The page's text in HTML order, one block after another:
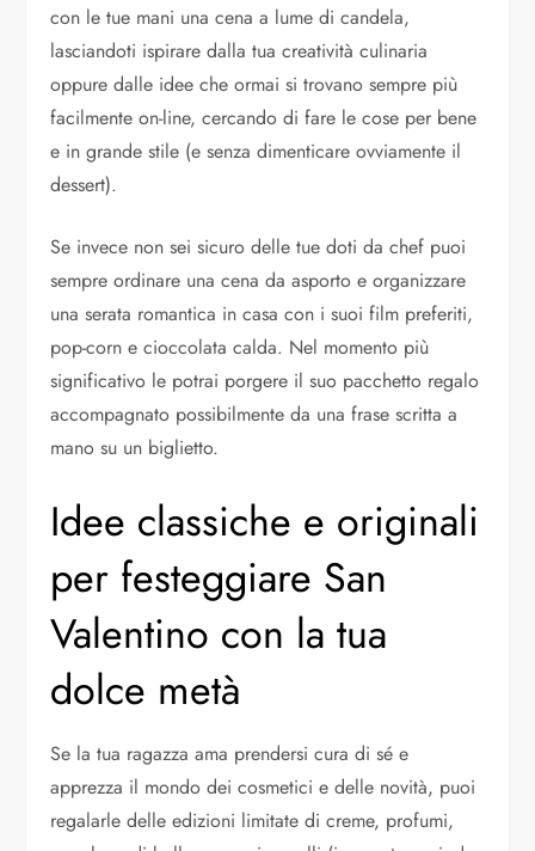
con le tue mani una cena a lume di candela,
lasciandoti ispirare dalla tua creatività culinaria
oppure dalle idee che ormai si trovano sempre più
facilmente on-line, cercando di fare le cose per bene
e in grande stile (e senza dimenticare ovviamente il
dessert).
Se invece non sei sicuro delle tue doti da chef puoi
sempre ordinare una cena da asporto e organizzare
una serata romantica in casa con i suoi film preferiti,
pop-corn e cioccolata calda. Nel momento più
significativo le potrai porgere il suo pacchetto regalo
accompagnato possibilmente da una frase scritta a
mano su un biglietto.
Idee classiche e originali
per festeggiare San
Valentino con la tua
dolce metà
Se la tua ragazza ama prendersi cura di sé e
apprezza il mondo dei cosmetici e delle novità, puoi
regalarle delle edizioni limitate di creme, profumi,